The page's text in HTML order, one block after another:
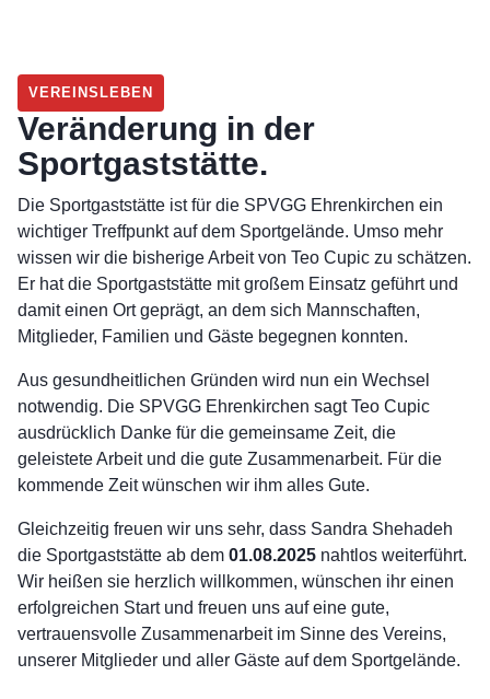
VEREINSLEBEN
Veränderung in der
Sportgaststätte.
Die Sportgaststätte ist für die SPVGG Ehrenkirchen ein
wichtiger Treffpunkt auf dem Sportgelände. Umso mehr
wissen wir die bisherige Arbeit von Teo Cupic zu schätzen.
Er hat die Sportgaststätte mit großem Einsatz geführt und
damit einen Ort geprägt, an dem sich Mannschaften,
Mitglieder, Familien und Gäste begegnen konnten.
Aus gesundheitlichen Gründen wird nun ein Wechsel
notwendig. Die SPVGG Ehrenkirchen sagt Teo Cupic
ausdrücklich Danke für die gemeinsame Zeit, die
geleistete Arbeit und die gute Zusammenarbeit. Für die
kommende Zeit wünschen wir ihm alles Gute.
Gleichzeitig freuen wir uns sehr, dass Sandra Shehadeh
die Sportgaststätte ab dem 01.08.2025 nahtlos weiterführt.
Wir heißen sie herzlich willkommen, wünschen ihr einen
erfolgreichen Start und freuen uns auf eine gute,
vertrauensvolle Zusammenarbeit im Sinne des Vereins,
unserer Mitglieder und aller Gäste auf dem Sportgelände.